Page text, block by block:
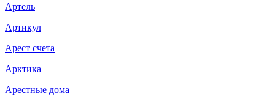
Артель
Артикул
Арест счета
Арктика
Арестные дома